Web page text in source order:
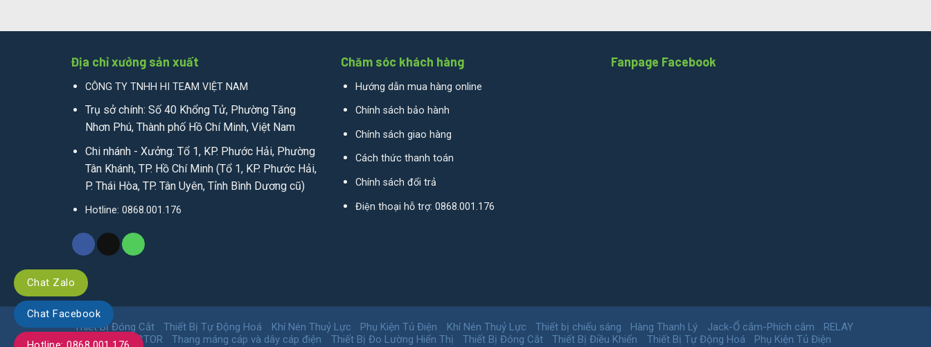
Địa chỉ xưởng sản xuất
CÔNG TY TNHH HI TEAM VIỆT NAM
Trụ sở chính: Số 40 Khổng Tử, Phường Tăng
Nhơn Phú, Thành phố Hồ Chí Minh, Việt Nam
Chi nhánh - Xưởng: Tổ 1, KP. Phước Hải, Phường
Tân Khánh, TP. Hồ Chí Minh (Tổ 1, KP. Phước Hải,
P. Thái Hòa, TP. Tân Uyên, Tỉnh Bình Dương cũ)
Hotline: 0868.001.176
Chăm sóc khách hàng
Hướng dẫn mua hàng online
Chính sách bảo hành
Chính sách giao hàng
Cách thức thanh toán
Chính sách đổi trả
Điện thoại hỗ trợ: 0868.001.176
Fanpage Facebook
Thiết Bị Đóng Cắt Thiết Bị Tự Động Hoá Khí Nén Thuỷ Lực Phụ Kiện Tủ Điện Khí Nén Thuỷ Lực Thiết bị chiếu sáng Hàng Thanh Lý Jack-Ổ cắm-Phích cắm
RELAY
CONTACTOR
Thang máng cáp và dây cáp điện Thiết Bị Đo Lường Hiển Thị Thiết Bị Đóng Cắt Thiết Bị Điều Khiển Thiết Bị Tự Động Hoá Phụ Kiện Tủ Điện
Chat Zalo
Chat Facebook